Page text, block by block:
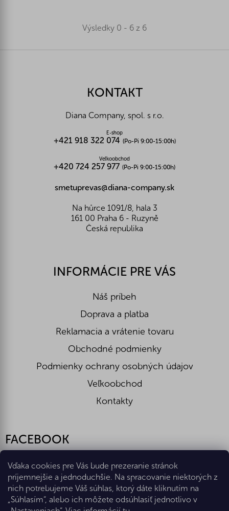
Vďaka cookies pre Vás bude prezeranie stránok
príjemnejšie a jednoduchšie. Na spracovanie niektorých z
nich potrebujeme Váš súhlas, ktorý dáte kliknutím na
„Súhlasím“, alebo ich môžete odsúhlasiť jednotlivo v
Výsledky 0 - 6 z 6
KONTAKT
Diana Company, spol. s r.o.
E-shop
+421 918 322 074 (Po-Pi 9:00-15:00h)
Veľkoobchod
+420 724 257 977 (Po-Pi 9:00-15:00h)
smetuprevas@diana-company.sk
Na hůrce 1091/8, hala 3
161 00 Praha 6 - Ruzyně
Česká republika
INFORMÁCIE PRE VÁS
Náš príbeh
Doprava a platba
Reklamacia a vrátenie tovaru
Obchodné podmienky
Podmienky ochrany osobných údajov
Veľkoobchod
Kontakty
FACEBOOK